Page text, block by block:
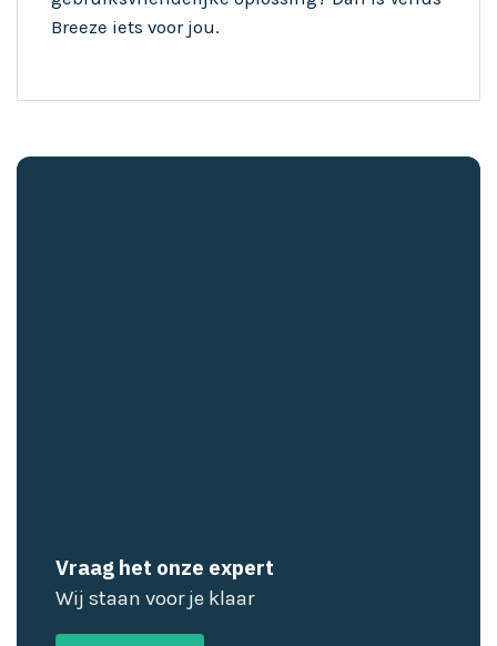
Breeze iets voor jou.
Vraag het onze expert
Wij staan voor je klaar